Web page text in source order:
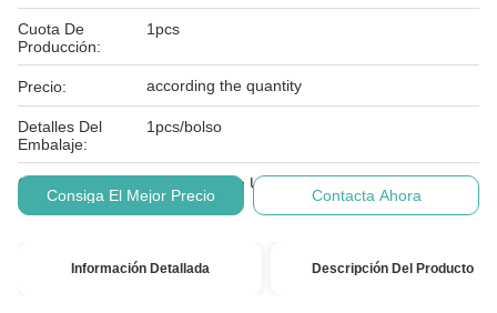
Cuota De
Producción:
1pcs
Precio: according the quantity
Detalles Del
Embalaje:
1pcs/bolso
Condiciones De
Pago:
T / T, Western Union, MoneyGram
Consiga El Mejor Precio Contacta Ahora
Información Detallada Descripción Del Producto